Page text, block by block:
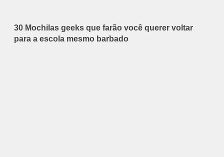
30 Mochilas geeks que farão você querer voltar
para a escola mesmo barbado